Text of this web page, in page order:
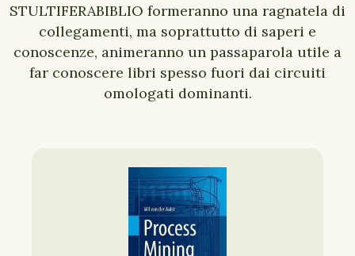
STULTIFERABIBLIO formeranno una ragnatela di
collegamenti, ma soprattutto di saperi e
conoscenze, animeranno un passaparola utile a
far conoscere libri spesso fuori dai circuiti
omologati dominanti.